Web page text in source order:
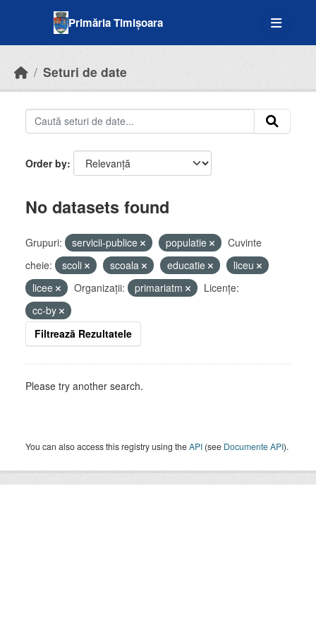
Primăria Timișoara
Seturi de date
Order by
No datasets found
Grupuri: servicii-publice populatie
Cuvinte
cheie:
scoli scoala educatie
liceu
licee
Organizații: primariatm
Licenţe:
cc-by
Filtrează Rezultatele
Please try another search.
You can also access this registry using theAPI (see Documente API).